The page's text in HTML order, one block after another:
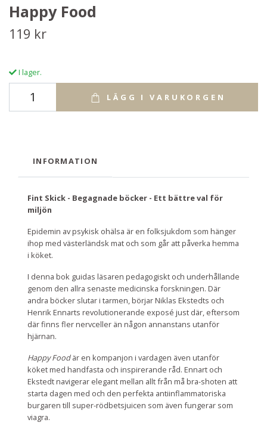
Happy Food
119 kr
I lager.
LÄGG I VARUKORGEN
INFORMATION
Fint Skick - Begagnade böcker - Ett bättre val för
miljön
Epidemin av psykisk ohälsa är en folksjukdom som hänger
ihop med västerländsk mat och som går att påverka hemma
i köket.
I denna bok guidas läsaren pedagogiskt och underhållande
genom den allra senaste medicinska forskningen. Där
andra böcker slutar i tarmen, börjar Niklas Ekstedts och
Henrik Ennarts revolutionerande exposé just där, eftersom
där finns fler nervceller än någon annanstans utanför
hjärnan.
Happy Foodär en kompanjon i vardagen även utanför
köket med handfasta och inspirerande råd. Ennart och
Ekstedt navigerar elegant mellan allt från må bra-shoten att
starta dagen med och den perfekta antiinflammatoriska
burgaren till super-rödbetsjuicen som även fungerar som
viagra.